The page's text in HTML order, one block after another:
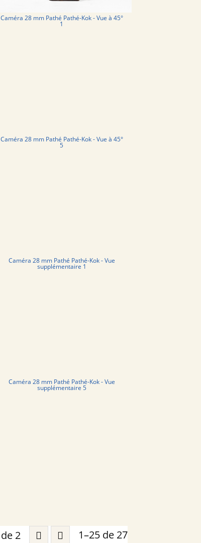
Caméra 28 mm Pathé Pathé-Kok - Vue à 45°
1
Caméra 28 mm Pathé Pathé-Kok - Vue à 45°
5
Caméra 28 mm Pathé Pathé-Kok - Vue
supplémentaire 1
Caméra 28 mm Pathé Pathé-Kok - Vue
supplémentaire 5
de 2 1–25 de 27